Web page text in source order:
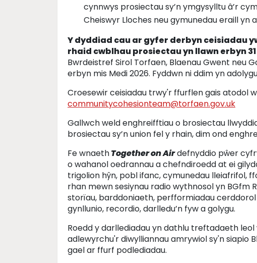
cynnwys prosiectau sy’n ymgysylltu â’r
Cheiswyr Lloches neu gymunedau eraill yn
Y dyddiad cau ar gyfer derbyn ceisiadau
rhaid cwblhau prosiectau yn llawn erbyn 31
Bwrdeistref Sirol Torfaen, Blaenau Gwent neu
erbyn mis Medi 2026. Fyddwn ni ddim yn
Croesewir ceisiadau trwy'r ffurflen gais atodol
communitycohesionteam@torfaen.gov.uk
Gallwch weld enghreifftiau o brosiectau
brosiectau sy’n union fel y rhain, dim ond
Fe wnaethTogether on Airdefnyddio pŵer
o wahanol oedrannau a chefndiroedd at ei
trigolion hŷn, pobl ifanc, cymunedau lleiafrifol,
rhan mewn sesiynau radio wythnosol yn BGfm
storïau, barddoniaeth, perfformiadau
gynllunio, recordio, darlledu’n fyw a golygu.
Roedd y darllediadau yn dathlu treftadaeth
adlewyrchu'r diwylliannau amrywiol sy'n siapio
gael ar ffurf podlediadau.